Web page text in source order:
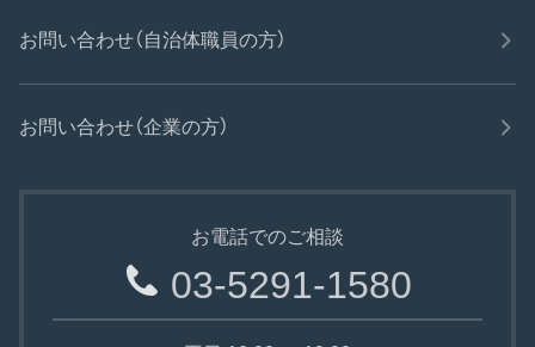
お問い合わせ（自治体職員の方）
お問い合わせ（企業の方）
お電話でのご相談
03-5291-1580